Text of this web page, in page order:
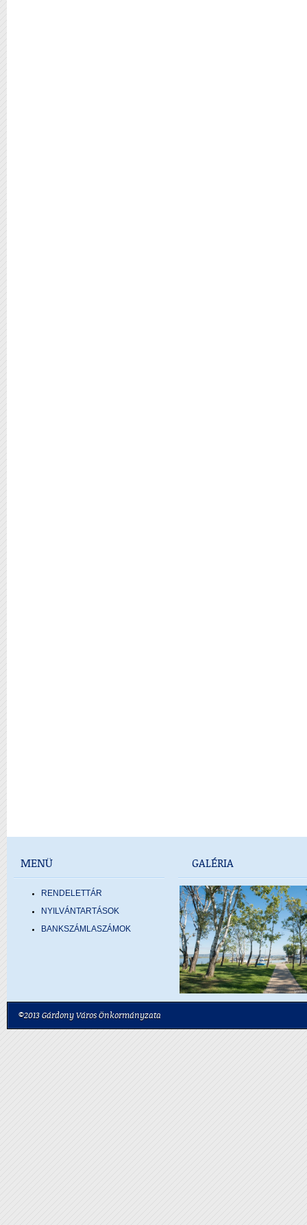
MENÜ
RENDELETTÁR
NYILVÁNTARTÁSOK
BANKSZÁMLASZÁMOK
GALÉRIA
©2013 Gárdony Város Önkormányzata